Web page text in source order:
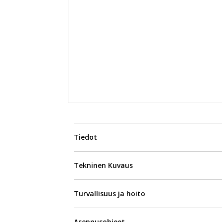
Tiedot
Tekninen Kuvaus
Turvallisuus ja hoito